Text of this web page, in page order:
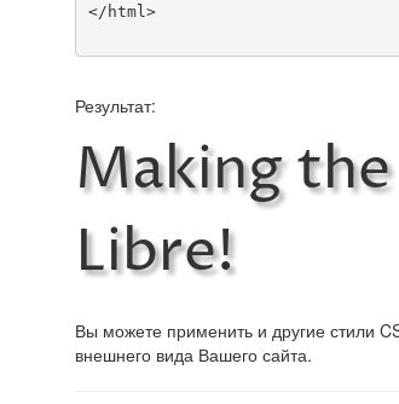
</html>
Результат:
Making
Libre!
Вы можете применить и другие стили
внешнего вида Вашего сайта.